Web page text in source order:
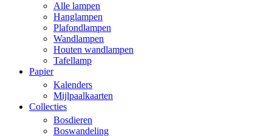
Alle lampen
Hanglampen
Plafondlampen
Wandlampen
Houten wandlampen
Tafellamp
Papier
Kalenders
Mijlpaalkaarten
Collecties
Bosdieren
Boswandeling